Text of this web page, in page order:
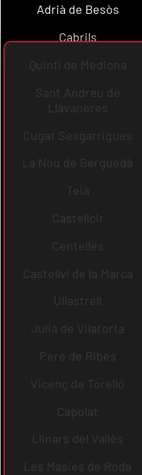
Adrià de Besòs
Cabrils
Quintí de Mediona
Sant Andreu de
Llavaneres
Cugat Sesgarrigues
La Nou de Berguedà
Teià
Castellcir
Centelles
Castellví de la Marca
Ullastrell
Julià de Vilatorta
Pere de Ribes
Vicenç de Torelló
Capolat
Llinars del Vallès
Les Masies de Roda